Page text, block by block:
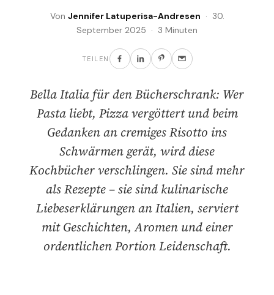
Von Jennifer Latuperisa-Andresen · 30.
September 2025 · 3 Minuten
TEILEN
Bella Italia für den Bücherschrank: Wer
Pasta liebt, Pizza vergöttert und beim
Gedanken an cremiges Risotto ins
Schwärmen gerät, wird diese
Kochbücher verschlingen. Sie sind mehr
als Rezepte – sie sind kulinarische
Liebeserklärungen an Italien, serviert
mit Geschichten, Aromen und einer
ordentlichen Portion Leidenschaft.